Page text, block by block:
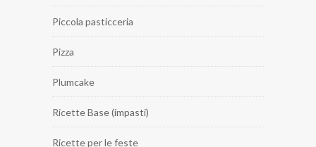
Piccola pasticceria
Pizza
Plumcake
Ricette Base (impasti)
Ricette per le feste